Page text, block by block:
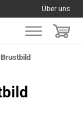
Über uns